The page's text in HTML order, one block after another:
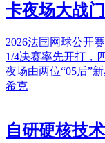
卡夜场大战
2026法国网球公开
1/4决赛率先开打，
夜场由两位“05后”
希克
自研硬核技